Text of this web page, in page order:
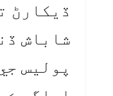
ڏيکارڻ
شاباش
پوليس